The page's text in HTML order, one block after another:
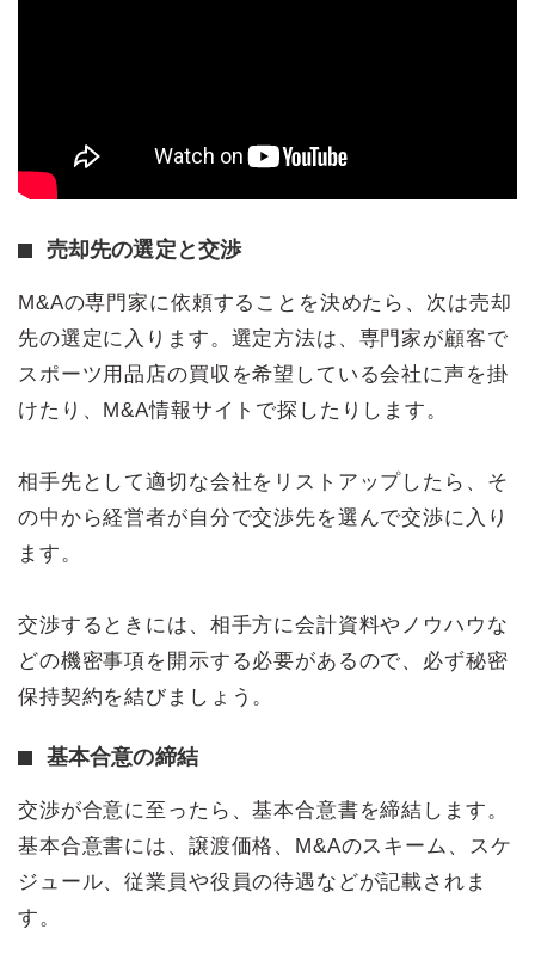
売却先の選定と交渉
M&Aの専門家に依頼することを決めたら、次は売却
先の選定に入ります。選定方法は、専門家が顧客で
スポーツ用品店の買収を希望している会社に声を掛
けたり、M&A情報サイトで探したりします。
相手先として適切な会社をリストアップしたら、そ
の中から経営者が自分で交渉先を選んで交渉に入り
ます。
交渉するときには、相手方に会計資料やノウハウな
どの機密事項を開示する必要があるので、必ず秘密
保持契約を結びましょう。
基本合意の締結
交渉が合意に至ったら、基本合意書を締結します。
基本合意書には、譲渡価格、M&Aのスキーム、スケ
ジュール、従業員や役員の待遇などが記載されま
す。